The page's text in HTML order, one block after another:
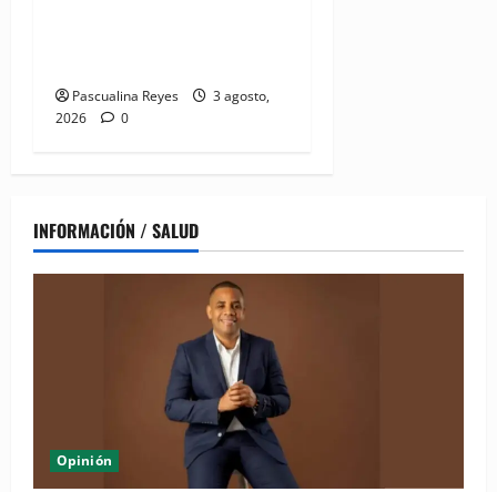
Pascualina Reyes
3 agosto,
2026
0
INFORMACIÓN / SALUD
Opinión